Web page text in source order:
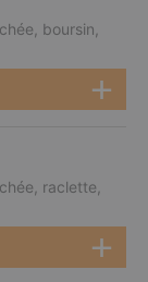
boursin,
raclette,